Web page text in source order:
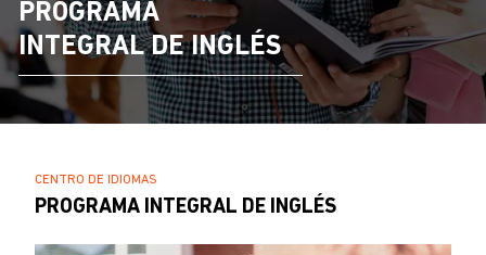
PROGRAMA
INTEGRAL DE INGLÉS
.SOBRESCRIBIR
ENLACES
DE
CENTRO DE IDIOMAS
PROGRAMA INTEGRAL DE INGLÉS